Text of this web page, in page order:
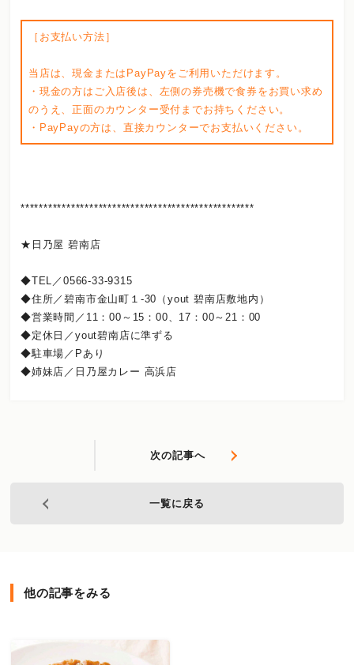
［お支払い方法］
当店は、現金またはPayPayをご利用いただけます。
・現金の方はご入店後は、左側の券売機で食券をお買い求め
のうえ、正面のカウンター受付までお持ちください。
・PayPayの方は、直接カウンターでお支払いください。
***************************************************
★日乃屋 碧南店
◆TEL／0566-33-9315
◆住所／碧南市金山町１-30（yout 碧南店敷地内）
◆営業時間／11：00～15：00、17：00～21：00
◆定休日／yout碧南店に準ずる
◆駐車場／Pあり
◆姉妹店／ 日乃屋カレー 高浜店
次の記事へ
一覧に戻る
他の記事をみる